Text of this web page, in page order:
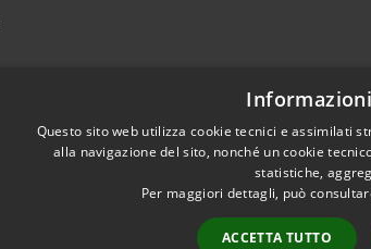
Questo sito web utilizza cookie tecnici e assimilati
alla navigazione del sito, nonché un cookie
statistiche,
Per maggiori dettagli, può
ACCETTA TUTTO